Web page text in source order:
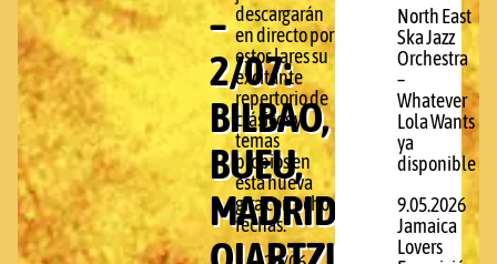
–
2/07:
BILBAO,
BUEU,
MADRID,
descargarán
en directo por
estos lares su
excitante
repertorio de
clásicos y
temas
propios en
esta nueva
gira con ocho
fechas.
North East
Ska Jazz
Orchestra
–
Whatever
Lola Wants
ya
disponible
9.05.2026
Jamaica
Lovers